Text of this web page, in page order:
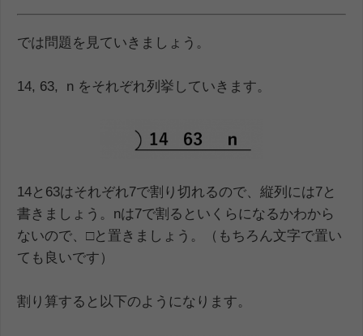
では問題を見ていきましょう。
14, 63, n をそれぞれ列挙していきます。
14と63はそれぞれ7で割り切れるので、縦列には7と
書きましょう。nは7で割るといくらになるかわから
ないので、□と置きましょう。（もちろん文字で置い
ても良いです）
割り算すると以下のようになります。